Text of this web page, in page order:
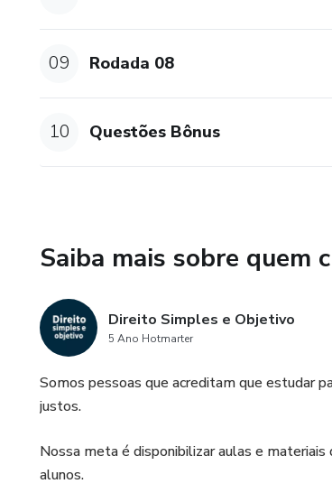
09 Rodada 08
10 Questões Bônus
Saiba mais sobre quem
Direito Simples e Objetivo
5 Ano Hotmarter
Somos pessoas que acreditam que estudar
justos.
Nossa meta é disponibilizar aulas e
alunos.